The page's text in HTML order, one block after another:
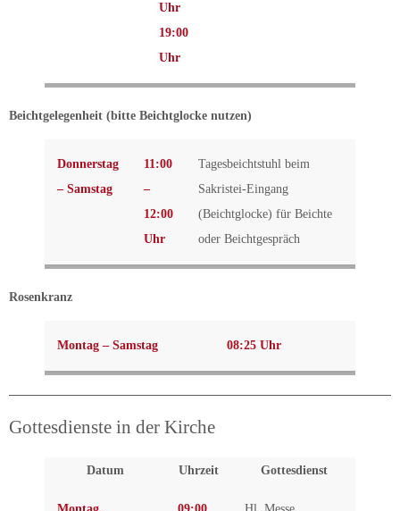
Uhr
19:00
Uhr
Beichtgelegenheit (bitte Beichtglocke nutzen)
Donnerstag
– Samstag
11:00
–
12:00
Uhr
Tagesbeichtstuhl beim
Sakristei-Eingang
(Beichtglocke) für Beichte
oder Beichtgespräch
Rosenkranz
Montag – Samstag 08:25 Uhr
Gottesdienste in der Kirche
Datum Uhrzeit Gottesdienst